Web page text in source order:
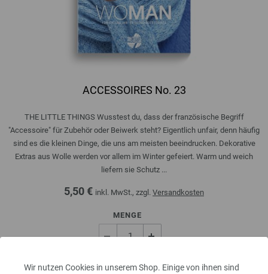
Wir nutzen Cookies in unserem Shop. Einige von ihnen sind
ACCESSOIRES No. 23
THE LITTLE THINGS Wusstest du, dass der französische Begriff
"Accessoire" für Zubehör oder Beiwerk steht? Eigentlich unfair, denn häufig
sind es die kleinen Dinge, die uns am meisten beeindrucken. Dekorative
Extras aus Wolle werden vor allem im Winter gefeiert. Warm und weich
liefern sie Schutz ...
5,50 € inkl. MwSt., zzgl. Versandkosten
MENGE
IN DEN EINKAUFSWAGEN LEGEN